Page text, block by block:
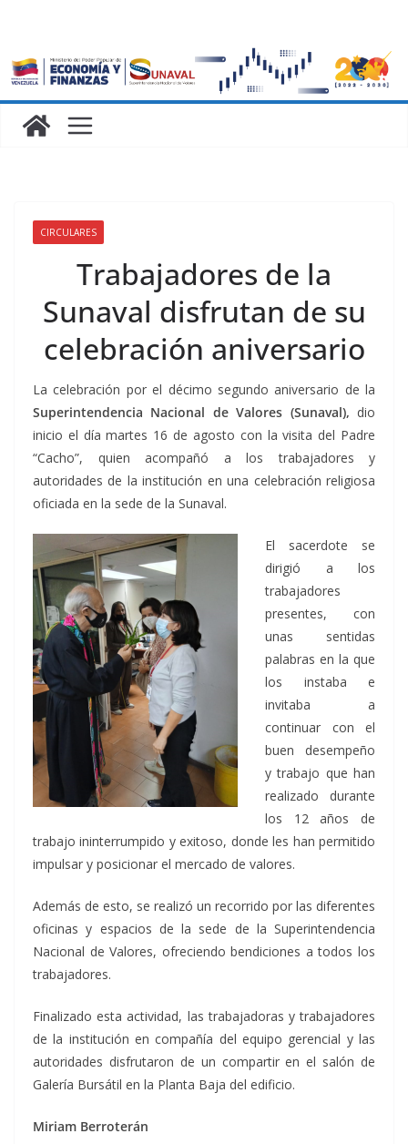
CIRCULARES
Trabajadores de la
Sunaval disfrutan de su
celebración aniversario
La celebración por el décimo segundo aniversario de la
Superintendencia Nacional de Valores (Sunaval), dio
inicio el día martes 16 de agosto con la visita del Padre
“Cacho”, quien acompañó a los trabajadores y
autoridades de la institución en una celebración religiosa
oficiada en la sede de la Sunaval.
El sacerdote se
dirigió a los
trabajadores
presentes, con
unas sentidas
palabras en la que
los instaba e
invitaba a
continuar con el
buen desempeño
y trabajo que han
realizado durante
los 12 años de
trabajo ininterrumpido y exitoso, donde les han permitido
impulsar y posicionar el mercado de valores.
Además de esto, se realizó un recorrido por las diferentes
oficinas y espacios de la sede de la Superintendencia
Nacional de Valores, ofreciendo bendiciones a todos los
trabajadores.
Finalizado esta actividad, las trabajadoras y trabajadores
de la institución en compañía del equipo gerencial y las
autoridades disfrutaron de un compartir en el salón de
Galería Bursátil en la Planta Baja del edificio.
Miriam Berroterán